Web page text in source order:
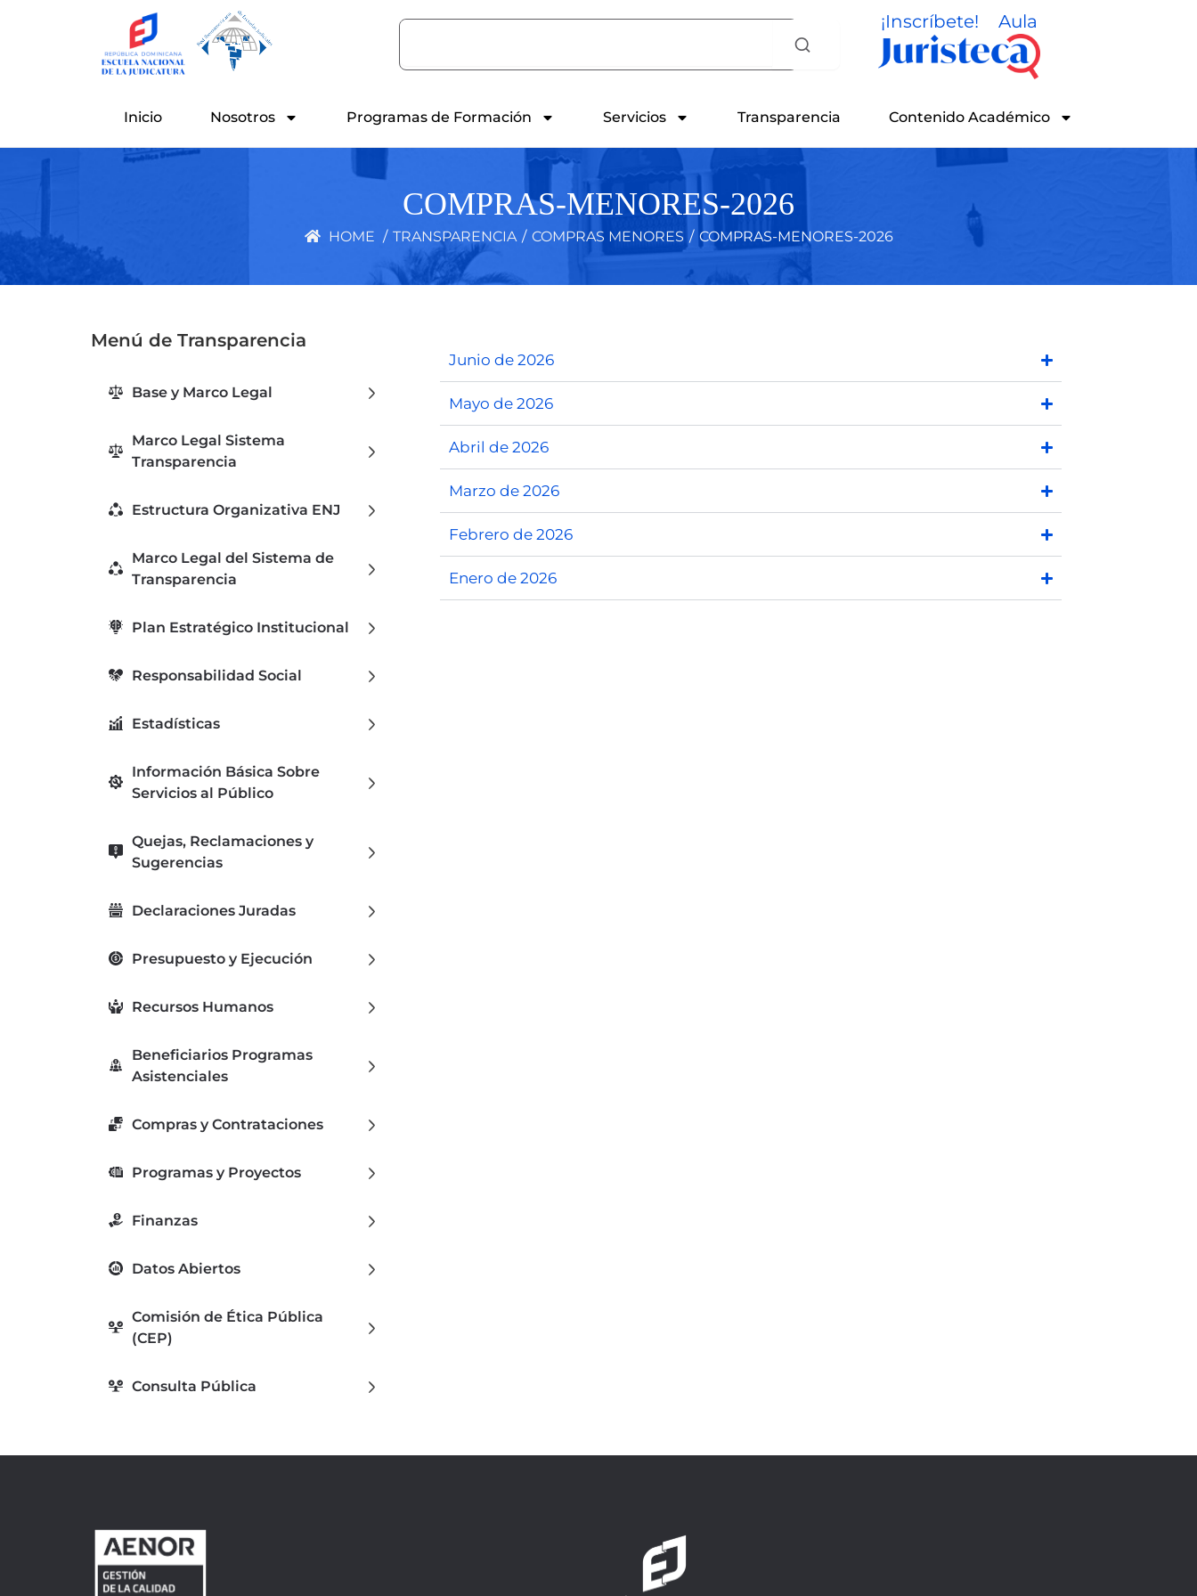
Search ¡Inscríbete! Aula
Inicio Nosotros Programas de Formación Servicios Transparencia Contenido Académico
COMPRAS-MENORES-2026
HOME / TRANSPARENCIA / COMPRAS MENORES / COMPRAS-MENORES-2026
Menú de Transparencia
Base y Marco Legal
Marco Legal Sistema
Transparencia
Estructura Organizativa ENJ
Marco Legal del Sistema de
Transparencia
Plan Estratégico Institucional
Responsabilidad Social
Estadísticas
Información Básica Sobre
Servicios al Público
Quejas, Reclamaciones y
Sugerencias
Declaraciones Juradas
Presupuesto y Ejecución
Recursos Humanos
Beneficiarios Programas
Asistenciales
Compras y Contrataciones
Programas y Proyectos
Finanzas
Datos Abiertos
Comisión de Ética Pública
(CEP)
Consulta Pública
Junio de 2026
Mayo de 2026
Abril de 2026
Marzo de 2026
Febrero de 2026
Enero de 2026